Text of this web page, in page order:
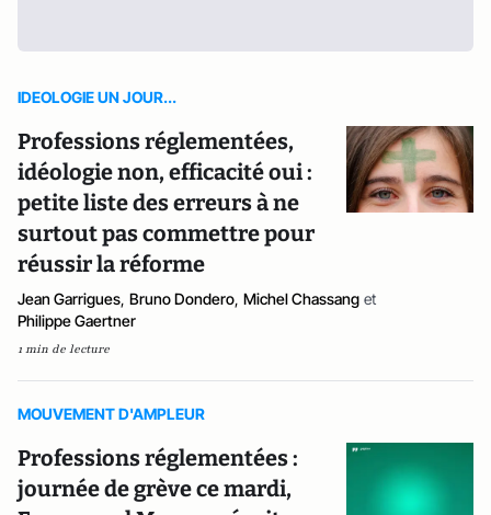
IDEOLOGIE UN JOUR...
Professions réglementées,
idéologie non, efficacité oui :
petite liste des erreurs à ne
surtout pas commettre pour
réussir la réforme
Jean Garrigues, Bruno Dondero, Michel Chassang et
Philippe Gaertner
1 min de lecture
MOUVEMENT D'AMPLEUR
Professions réglementées :
journée de grève ce mardi,